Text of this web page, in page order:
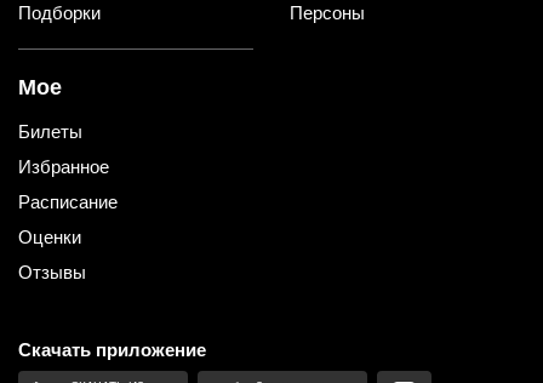
Подборки
Персоны
Мое
Билеты
Избранное
Расписание
Оценки
Отзывы
Скачать приложение